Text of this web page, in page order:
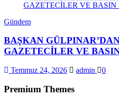
Gündem
BAŞKAN
GAZETECİLER VE
Temmuz 24, 2026 admin 0
Premium Themes